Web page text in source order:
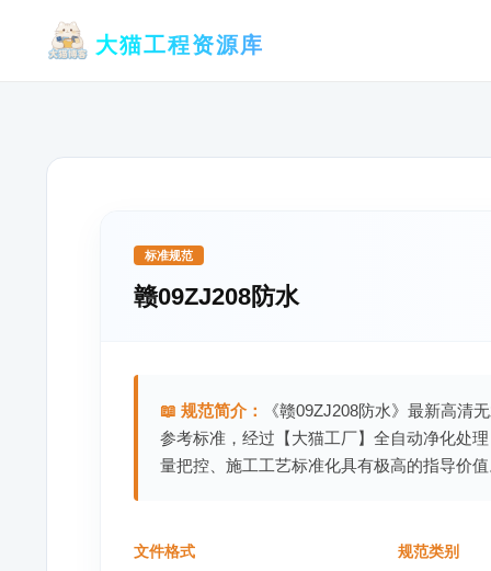
大猫工程资源库
标准规范
赣09ZJ208防水
📖 规范简介：
《赣09ZJ208防水》最新高清
参考标准，经过【大猫工厂】全自动净化处
量把控、施工工艺标准化具有极高的指导价
文件格式
规范类别